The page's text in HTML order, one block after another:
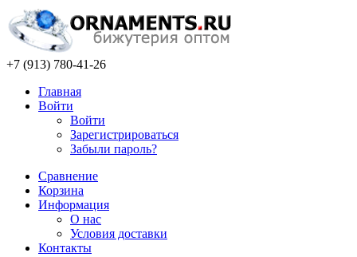
+7 (913) 780-41-26
Главная
Войти
Войти
Зарегистрироваться
Забыли пароль?
Сравнение
Корзина
Информация
О нас
Условия доставки
Контакты